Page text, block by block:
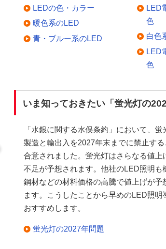
LEDの色・カラー
暖色系のLED
青・ブルー系のLED
LED
色
白色
LED
色
いま知っておきたい「蛍光灯の
「水銀に関する水俣条約」において、蛍
製造と輸出入を2027年末までに禁止す
合意されました。蛍光灯はさらなる値上
不足が予想されます。他社のLED照明も
鋼材などの材料価格の高騰で値上げが予
ます。こうしたことから早めのLED照明
おすすめします。
蛍光灯の2027年問題